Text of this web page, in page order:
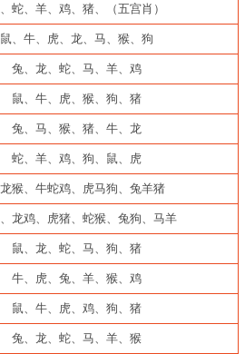
蛇、羊、鸡、猪、（五宫肖）
鼠、牛、虎、龙、马、猴、狗
兔、龙、蛇、马、羊、鸡
鼠、牛、虎、猴、狗、猪
兔、马、猴、猪、牛、龙
蛇、羊、鸡、狗、鼠、虎
猴、牛蛇鸡、虎马狗、兔羊猪
龙鸡、虎猪、蛇猴、兔狗、马羊
鼠、龙、蛇、马、狗、猪
牛、虎、兔、羊、猴、鸡
鼠、牛、虎、鸡、狗、猪
兔、龙、蛇、马、羊、猴